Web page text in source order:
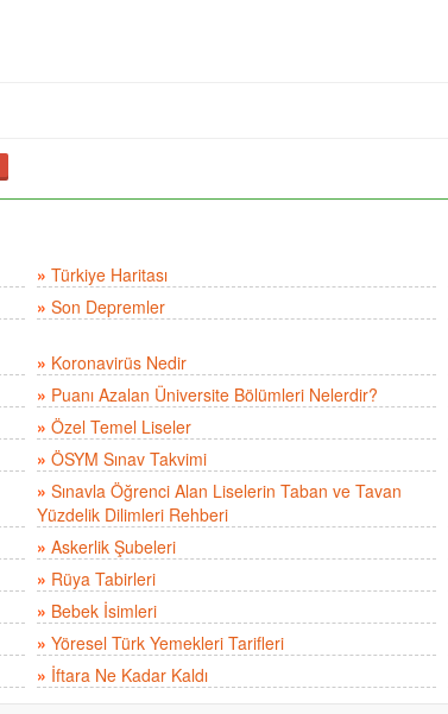
» Türkiye Haritası
» Son Depremler
» Koronavirüs Nedir
» Puanı Azalan Üniversite Bölümleri Nelerdir?
» Özel Temel Liseler
» ÖSYM Sınav Takvimi
» Sınavla Öğrenci Alan Liselerin Taban ve Tavan
Yüzdelik Dilimleri Rehberi
» Askerlik Şubeleri
» Rüya Tabirleri
» Bebek İsimleri
» Yöresel Türk Yemekleri Tarifleri
» İftara Ne Kadar Kaldı